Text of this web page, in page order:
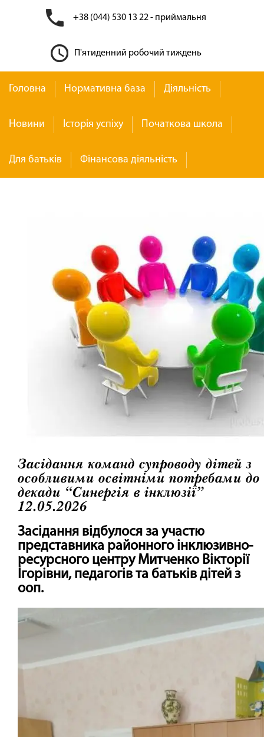
+38 (044) 530 13 22 - приймальня
П'ятиденний робочий тиждень
Головна Нормативна база Діяльність
Новини Історія успіху Початкова школа
Для батьків Фінансова діяльність
Засідання команд супроводу дітей з
особливими освітніми потребами до
декади “Синергія в інклюзії”
12.05.2026
Засідання відбулося за участю
представника районного інклюзивно-
ресурсного центру Митченко Вікторії
Ігорівни, педагогів та батьків дітей з
ооп.